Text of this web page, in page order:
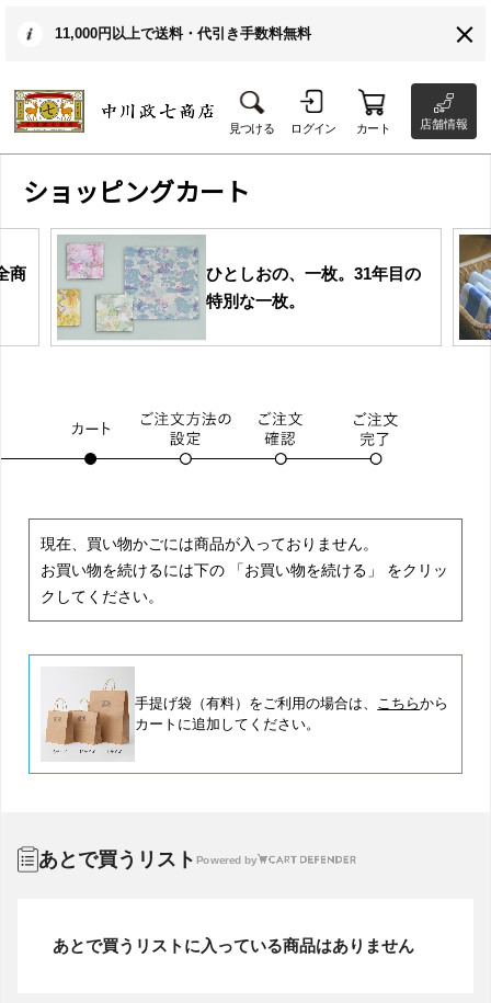
11,000円以上で送料・代引き手数料無料
見つける ログイン カート 店舗情報
ショッピングカート
商
ひとしおの、一枚。31年目の
特別な一枚。
現在、買い物かごには商品が入っておりません。
お買い物を続けるには下の 「お買い物を続ける」 をクリッ
クしてください。
手提げ袋（有料）をご利用の場合は、 こちらから
カートに追加してください。
あとで買うリスト Powered by
あとで買うリストに入っている商品はありません